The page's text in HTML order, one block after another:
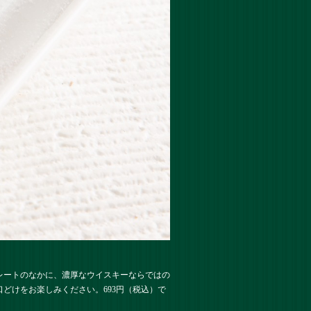
トのなかに、濃厚なウイスキーならではの
けをお楽しみください。693円（税込）で